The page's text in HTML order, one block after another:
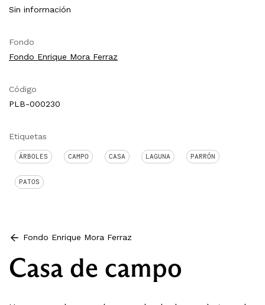
Sin información
Fondo
Fondo Enrique Mora Ferraz
Código
PLB-000230
Etiquetas
ÁRBOLES CAMPO CASA LAGUNA PARRÓN
PATOS
Fondo Enrique Mora Ferraz
Casa de campo